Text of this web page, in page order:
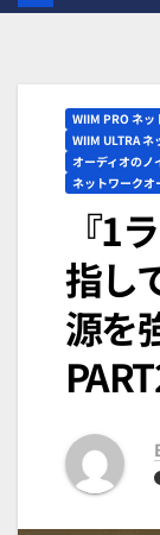
WIIM PRO ネッ
WIIM ULTRA ネ
オーディオのノ
ネットワークオ
『1
指し
源を